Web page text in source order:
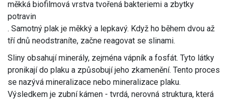
měkká biofilmová vrstva tvořená bakteriemi a zbytky
potravin
. Samotný plak je měkký a lepkavý. Když ho během dvou až
tří dnů neodstraníte, začne reagovat se slinami.
Sliny obsahují minerály, zejména vápník a fosfát. Tyto látky
pronikají do plaku a způsobují jeho zkamenění. Tento proces
se nazývá mineralizace nebo mineralizace plaku.
Výsledkem je zubní kámen - tvrdá, nerovná struktura, která